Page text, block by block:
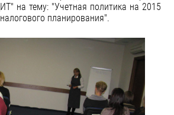
на тему: "Учетная политика на 2015
планирования".